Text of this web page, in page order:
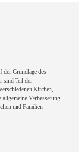
der Grundlage des
sind Teil der
Kirchen,
Verbesserung
und Familien